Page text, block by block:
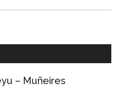
– Muñeires